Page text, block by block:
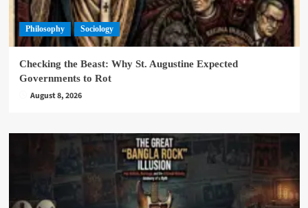
Philosophy Sociology
Checking the Beast: Why St. Augustine Expected
Governments to Rot
August 8, 2026